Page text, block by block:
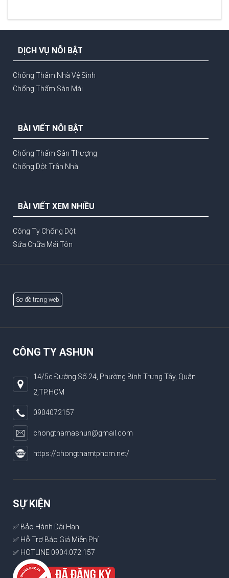
DỊCH VỤ NỖI BẬT
Chống Thấm Nhà Vệ Sinh
Chống Thấm Sàn Mái
BÀI VIẾT NỖI BẬT
Chống Thấm Sân Thượng
Chống Dột Trần Nhà
BÀI VIẾT XEM NHIỀU
Công Ty Chống Dột
Sửa Chữa Mái Tôn
Sơ đồ trang web
CÔNG TY ASHUN
14/5c Đường Số 24, Phường Bình Trưng Tây, Quận
2,TP.HCM
0904072157
chongthamashun@gmail.com
https://chongthamtphcm.net/
SỰ KIỆN
✅ Bảo Hành Dài Hạn
✅ Hỗ Trợ Báo Giá Miễn Phí
✅ HOTLINE 0904.072.157